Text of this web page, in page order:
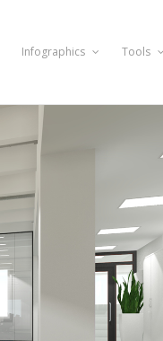
Infographics Tools